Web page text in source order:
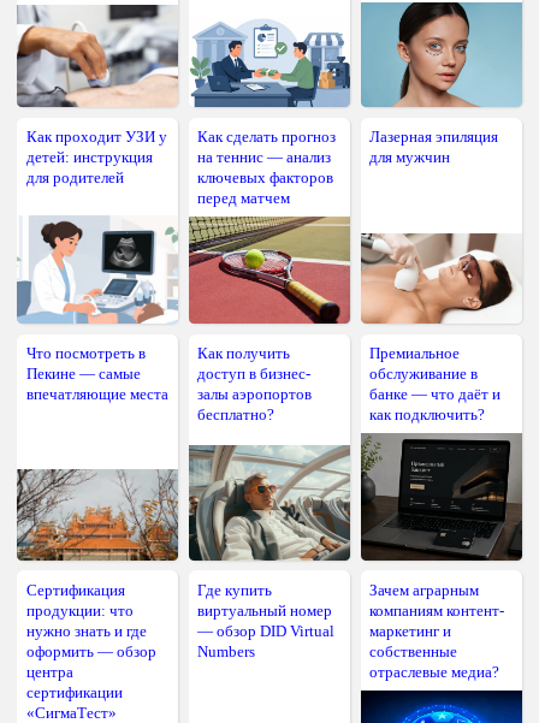
Как проходит УЗИ у
детей: инструкция
для родителей
Как сделать прогноз
на теннис — анализ
ключевых факторов
перед матчем
Лазерная эпиляция
для мужчин
Что посмотреть в
Пекине — самые
впечатляющие места
Как получить
доступ в бизнес-
залы аэропортов
бесплатно?
Премиальное
обслуживание в
банке — что даёт и
как подключить?
Сертификация
продукции: что
нужно знать и где
оформить — обзор
центра
сертификации
«СигмаТест»
Где купить
виртуальный номер
— обзор DID Virtual
Numbers
Зачем аграрным
компаниям контент-
маркетинг и
собственные
отраслевые медиа?